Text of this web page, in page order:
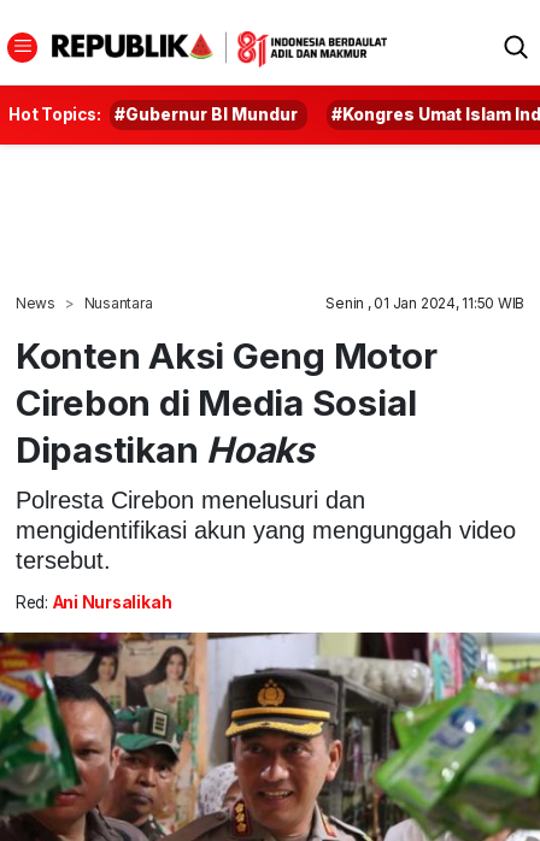
Hot Topics: #Gubernur BI Mundur #Kongres Umat Islam
News Nusantara Senin , 01 Jan 2024, 11:50 WIB
Konten Aksi Geng Motor
Cirebon di Media Sosial
Dipastikan Hoaks
Polresta Cirebon menelusuri dan
mengidentifikasi akun yang mengunggah video
tersebut.
Red: Ani Nursalikah